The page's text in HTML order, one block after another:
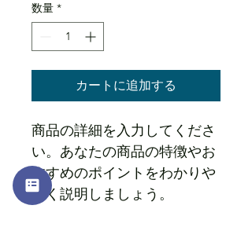
格
価
数量 *
カートに追加する
商品の詳細を入力してくださ
い。あなたの商品の特徴やお
すすめのポイントをわかりや
すく説明しましょう。